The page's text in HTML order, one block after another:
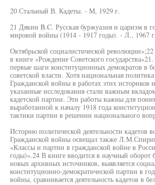
20 Стальный В. Кадеты. - М, 1929 г.
21 Дякин B.C. Русская буржуазия и царизм в
мировой войны (1914 - 1917 годы). - Л., 1967
Октябрьской социалистической
в книге «Рождение Советского
первые шаги конституционных демократов в
советской власти. Хотя национальная
Гражданской войны в работах этих историков
указанные исследования стали важным
кадетской партии. Эти работы важны для
выработанной к началу 1918 года
тактики партии в решении национального
Историю политической деятельности кадетов
Гражданской войны освещал также
«Классы и партии в гражданской войне в
годы)».24 В книге вводится в научный оборот
новых архивных источников, выявляется
конституционно-демократической партии в
войны, сравнивается деятельность кадетов в